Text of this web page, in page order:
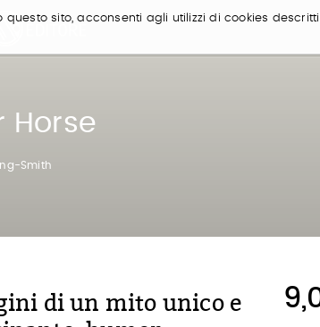
sito, acconsenti agli utilizzi di cookies
Horse
Smith
di un mito unico e